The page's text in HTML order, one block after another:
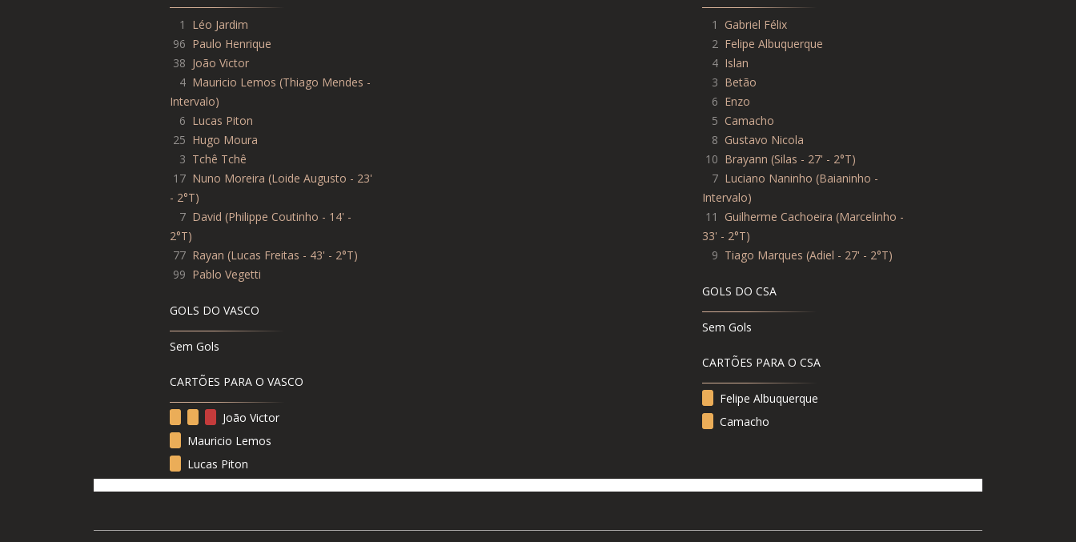
1
Léo Jardim
96 Paulo Henrique
38 João Victor
4 Mauricio Lemos (Thiago Mendes -
Intervalo)
6 Lucas Piton
25 Hugo Moura
3 Tchê Tchê
17 Nuno Moreira (Loide Augusto - 23'
- 2°T)
7 David (Philippe Coutinho - 14' -
2°T)
77 Rayan (Lucas Freitas - 43' - 2°T)
99 Pablo Vegetti
GOLS DO VASCO
Sem Gols
CARTÕES PARA O VASCO
João Victor
Mauricio Lemos
Lucas Piton
1
Gabriel Félix
2 Felipe Albuquerque
4 Islan
3 Betão
6 Enzo
5 Camacho
8 Gustavo Nicola
10 Brayann (Silas - 27' - 2°T)
7 Luciano Naninho (Baianinho -
Intervalo)
11
Guilherme Cachoeira (Marcelinho -
33' - 2°T)
9 Tiago Marques (Adiel - 27' - 2°T)
GOLS DO CSA
Sem Gols
CARTÕES PARA O CSA
Felipe Albuquerque
Camacho